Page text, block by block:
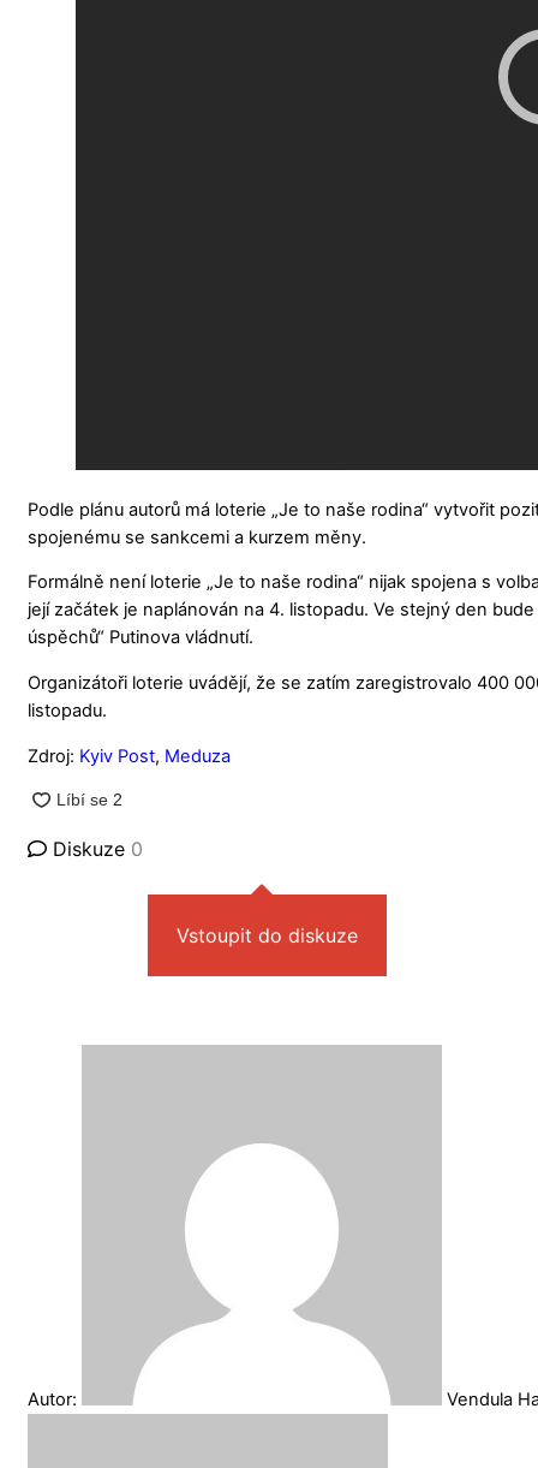
Podle plánu autorů má loterie „Je to naše rodina“ vytvořit
spojenému se sankcemi a kurzem měny.
Formálně není loterie „Je to naše rodina“ nijak spojena s
její začátek je naplánován na 4. listopadu. Ve stejný den
úspěchů“ Putinova vládnutí.
Organizátoři loterie uvádějí, že se zatím zaregistrovalo 400
listopadu.
Zdroj: Kyiv Post, Meduza
Diskuze 0
Vstoupit do diskuze
Autor: Vendula